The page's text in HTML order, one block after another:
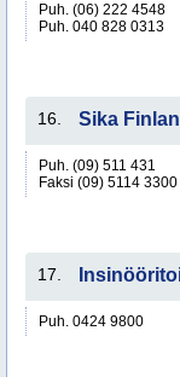
Puh. (06) 222 4548
Puh. 040 828 0313
16. Sika
Puh. (09) 511 431
Faksi (09) 5114 3300
17.
Puh. 0424 9800